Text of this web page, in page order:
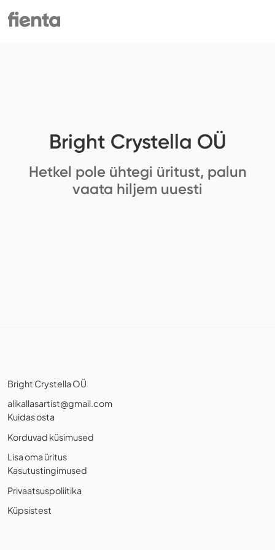
Bright Crystella OÜ
Hetkel pole ühtegi üritust, palun
vaata hiljem uuesti
Bright Crystella OÜ
alikallasartist@gmail.com
Kuidas osta
Korduvad küsimused
Lisa oma üritus
Kasutustingimused
Privaatsuspoliitika
Küpsistest